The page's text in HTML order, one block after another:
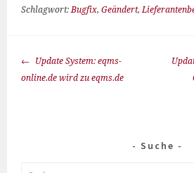
Schlagwort:Bugfix,Geändert,
Update System: eqms-
online.de wird zu eqms.de
Suche